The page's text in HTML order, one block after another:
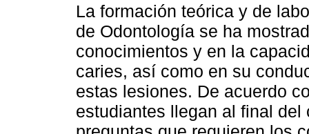
La formación teórica y de
de Odontología se ha
conocimientos y en la
caries, así como en su
estas lesiones. De acuerdo
estudiantes llegan al final